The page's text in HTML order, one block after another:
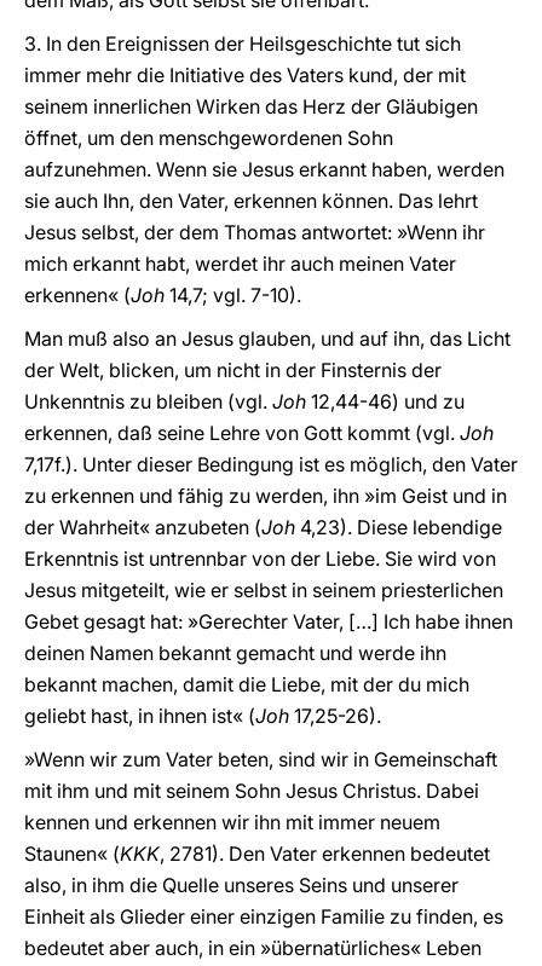
3. In den Ereignissen der Heilsgeschichte tut sich
immer mehr die Initiative des Vaters kund, der mit
seinem innerlichen Wirken das Herz der Gläubigen
öffnet, um den menschgewordenen Sohn
aufzunehmen. Wenn sie Jesus erkannt haben, werden
sie auch Ihn, den Vater, erkennen können. Das lehrt
Jesus selbst, der dem Thomas antwortet: »Wenn ihr
mich erkannt habt, werdet ihr auch meinen Vater
erkennen« (Joh 14,7; vgl. 7-10).
Man muß also an Jesus glauben, und auf ihn, das Licht
der Welt, blicken, um nicht in der Finsternis der
Unkenntnis zu bleiben (vgl. Joh 12,44-46) und zu
erkennen, daß seine Lehre von Gott kommt (vgl. Joh
7,17f.). Unter dieser Bedingung ist es möglich, den Vater
zu erkennen und fähig zu werden, ihn »im Geist und in
der Wahrheit« anzubeten (Joh 4,23). Diese lebendige
Erkenntnis ist untrennbar von der Liebe. Sie wird von
Jesus mitgeteilt, wie er selbst in seinem priesterlichen
Gebet gesagt hat: »Gerechter Vater, […] Ich habe ihnen
deinen Namen bekannt gemacht und werde ihn
bekannt machen, damit die Liebe, mit der du mich
geliebt hast, in ihnen ist« (Joh 17,25-26).
»Wenn wir zum Vater beten, sind wir in Gemeinschaft
mit ihm und mit seinem Sohn Jesus Christus. Dabei
kennen und erkennen wir ihn mit immer neuem
Staunen« (KKK, 2781). Den Vater erkennen bedeutet
also, in ihm die Quelle unseres Seins und unserer
Einheit als Glieder einer einzigen Familie zu finden, es
bedeutet aber auch, in ein »übernatürliches« Leben